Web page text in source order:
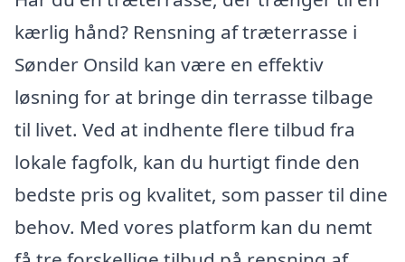
kærlig hånd? Rensning af træterrasse i
Sønder Onsild kan være en effektiv
løsning for at bringe din terrasse tilbage
til livet. Ved at indhente flere tilbud fra
lokale fagfolk, kan du hurtigt finde den
bedste pris og kvalitet, som passer til dine
behov. Med vores platform kan du nemt